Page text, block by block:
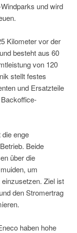
und wird
Kilometer vor der
besteht aus 60
von 120
stellt festes
und Ersatzteile
enge
Beide
über die
um
Ziel ist
den Stromertrag
haben hohe